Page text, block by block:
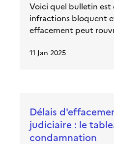
Voici quel bulletin est
infractions bloquent
effacement peut
11 Jan 2025
Délais
judiciaire : le
condamnation